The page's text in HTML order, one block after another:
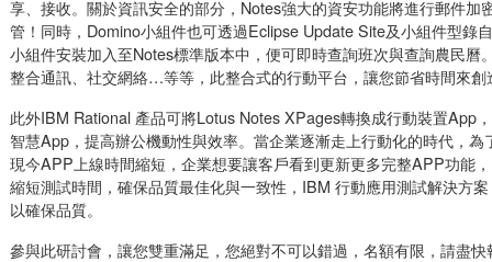
享、接收。關於資訊安全的部分，Notes強大的資安功能將進行郵件加
管！同時，Domino小組件也可透過Eclipse Update Site及小組件型錄
小組件安裝加入至Notes標準版本中，便可即時查詢班次與查詢農民曆
整合通訊、社交網絡…等等，此整合式的行動平台，讓您節省時間來創
此外IBM Rational 產品可將Lotus Notes XPages轉換成行動裝置App
智慧App，提高辦公機動性與效率。當企業逐漸走上行動化的時代，
現今APP上線時間縮短，企業想要讓客戶看到更新更多完整APP功能
縮短測試時間，確保品質最佳化與一致性，IBM 行動應用測試解決方
以確保品質。
參與此研討會，讓您雙重滿足，您絕對不可以錯過，名額有限，請盡快